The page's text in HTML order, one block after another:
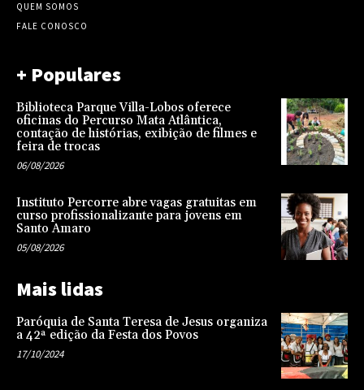
QUEM SOMOS
FALE CONOSCO
+ Populares
Biblioteca Parque Villa-Lobos oferece
oficinas do Percurso Mata Atlântica,
contação de histórias, exibição de filmes e
feira de trocas
06/08/2026
Instituto Percorre abre vagas gratuitas em
curso profissionalizante para jovens em
Santo Amaro
05/08/2026
Mais lidas
Paróquia de Santa Teresa de Jesus organiza
a 42ª edição da Festa dos Povos
17/10/2024